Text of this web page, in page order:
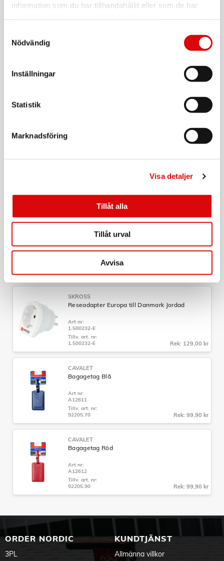
information som du har tillhandahållit eller som de har
Nödvändig
Inställningar
Statistik
Marknadsföring
Visa detaljer
Tillåt alla
Tillåt urval
Avvisa
CAVALET
Sovmask
Rek: 129,00 kr
Bagagerem
Tillv. art. nr:
SKROSS
Reseadapter Indien/Israel/Danmark till Europa
Art nr:
SKROSS
Reseadapter Europa till Danmark Jordad
Art nr:
1.500232-E
Tillv. art. nr:
1.500232-E
Rek: 129,00 kr
CAVALET
Bagagetag Blå
Art nr:
A12611
Tillv. art. nr:
92205.70
Rek: 99,90 kr
CAVALET
Bagagetag Röd
Art nr:
A12612
Tillv. art. nr:
92205.90
Rek: 99,90 kr
ORDER NORDIC
3PL
KUNDTJÄNST
Allmänna villkor